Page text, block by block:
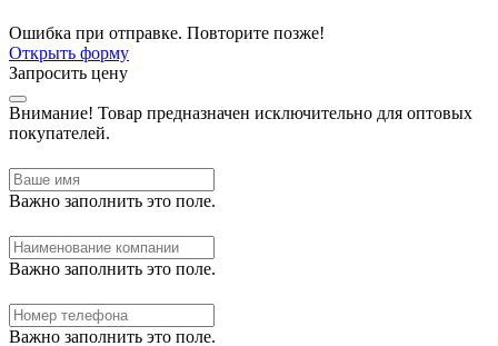
Ошибка при отправке. Повторите позже!
Открыть форму
Запросить цену
Внимание! Товар предназначен исключительно для оптовых
покупателей.
Важно заполнить это поле.
Важно заполнить это поле.
Важно заполнить это поле.